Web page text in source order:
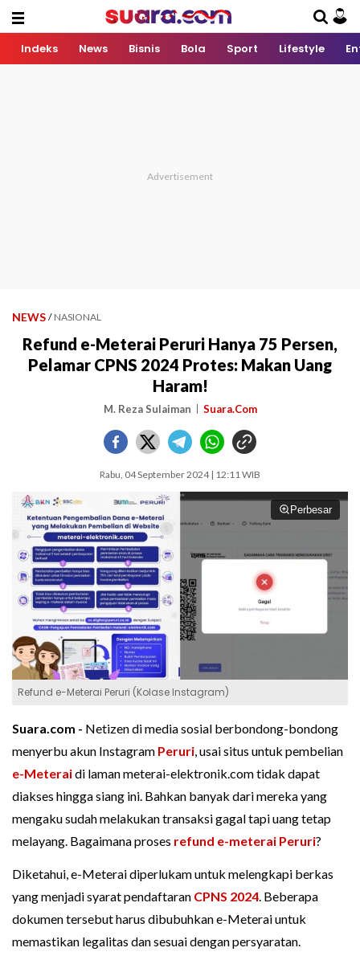
Indeks News Bisnis Bola Sport Lifestyle
NEWS / NASIONAL
Refund e-Meterai Peruri Hanya 75 Persen,
Pelamar CPNS 2024 Protes: Makan Uang
Haram!
M. Reza Sulaiman Suara.Com
Rabu, 04 September 2024 | 12:11 WIB
Perbesar
Refund e-Meterai Peruri (Kolase Instagram)
Suara.com - Netizen di media sosial berbondong-bondong
menyerbu akun Instagram Peruri, usai situs untuk pembelian
e-Meteraidi laman meterai-elektronik.com tidak dapat
diakses hingga siang ini. Bahkan banyak dari mereka yang
mengaku sudah melakukan transaksi gagal tapi uang tetap
melayang. Bagaimana proses refund e-meterai Peruri?
Diketahui, e-Meterai diperlukam untuk melengkapi berkas
yang menjadi syarat pendaftaran CPNS 2024. Beberapa
dokumen tersebut harus dibubuhkan e-Meterai untuk
memastikan legalitas dan sesuai dengan persyaratan.